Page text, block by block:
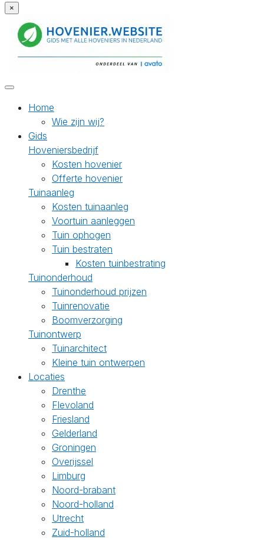
×
Home
Wie zijn wij?
Gids
Hoveniersbedrijf
Kosten hovenier
Offerte hovenier
Tuinaanleg
Kosten tuinaanleg
Voortuin aanleggen
Tuin ophogen
Tuin bestraten
Kosten tuinbestrating
Tuinonderhoud
Tuinonderhoud prijzen
Tuinrenovatie
Boomverzorging
Tuinontwerp
Tuinarchitect
Kleine tuin ontwerpen
Locaties
Drenthe
Flevoland
Friesland
Gelderland
Groningen
Overijssel
Limburg
Noord-brabant
Noord-holland
Utrecht
Zuid-holland